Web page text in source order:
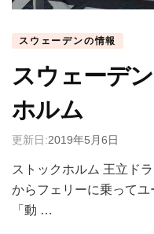
スウェーデンの情報
スウェーデ
ホルム
更新日:2019年5月6日
ストックホルム 王立ド
からフェリーに乗ってユ
「動 …